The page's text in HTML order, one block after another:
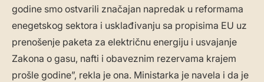
godine smo ostvarili značajan napredak u reformama
enegetskog sektora i usklađivanju sa propisima EU uz
prenošenje paketa za električnu energiju i usvajanje
Zakona o gasu, nafti i obaveznim rezervama krajem
prošle godine”, rekla je ona. Ministarka je navela i da je